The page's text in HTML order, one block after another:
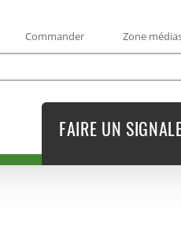
Commander Zone
FAIRE UN